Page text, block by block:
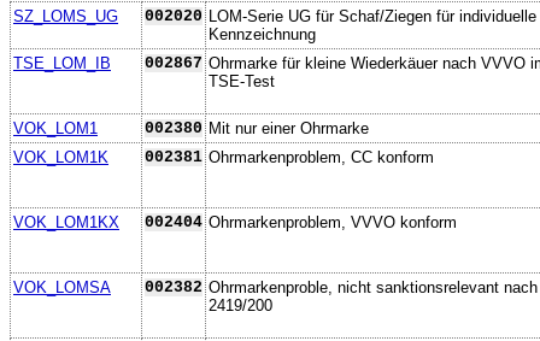
SZ_LOMS_UG
002020
LOM-Serie UG für Schaf/Ziegen für individuelle
Kennzeichnung
TSE_LOM_IB
002867 Ohrmarke für kleine Wiederkäuer nach VVVO
TSE-Test
VOK_LOM1 002380 Mit nur einer Ohrmarke
VOK_LOM1K
002381 Ohrmarkenproblem, CC konform
VOK_LOM1KX 002404 Ohrmarkenproblem, VVVO konform
VOK_LOMSA 002382 Ohrmarkenproble, nicht sanktionsrelevant nach
2419/200